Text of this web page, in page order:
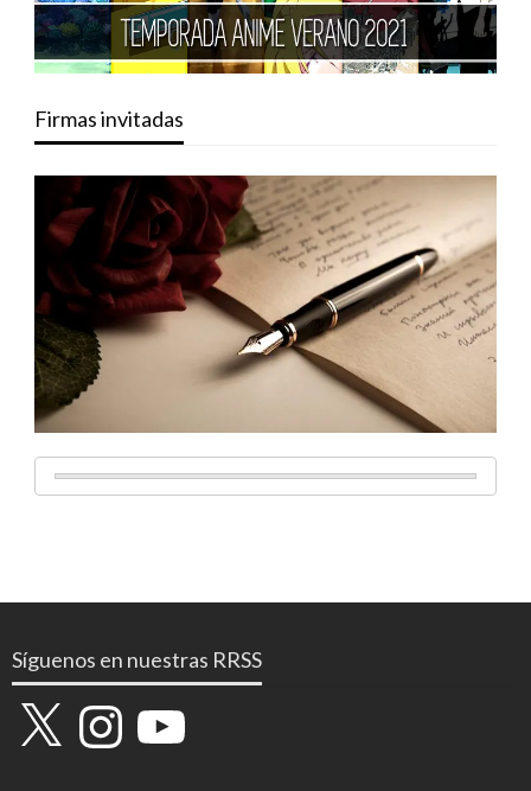
Firmas invitadas
Síguenos en nuestras RRSS
X InstagramYouTube